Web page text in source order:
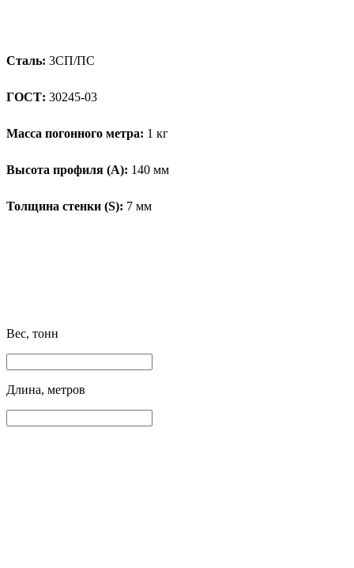
Сталь: 3СП/ПС
ГОСТ: 30245-03
Масса погонного метра: 1 кг
Высота профиля (А): 140 мм
Толщина стенки (S): 7 мм
Вес, тонн
Длина, метров